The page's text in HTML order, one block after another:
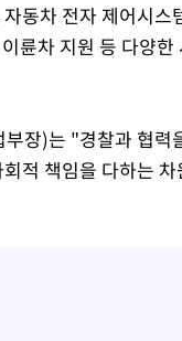
동차 전자 제어시
륜차 지원 등 다양
장)는 "경찰과 협
적 책임을 다하는